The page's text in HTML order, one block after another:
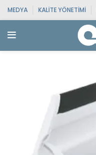
MEDYA KALITE YÖNETIMI